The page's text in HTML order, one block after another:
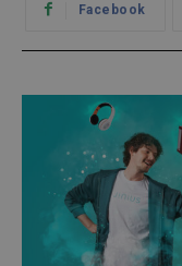
Facebook